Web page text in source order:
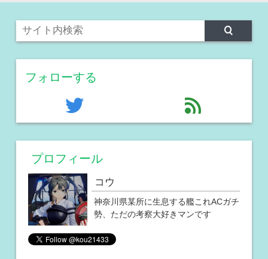
フォローする
twitter feed
プロフィール
コウ
神奈川県某所に生息する艦これACガチ
勢、ただの考察大好きマンです